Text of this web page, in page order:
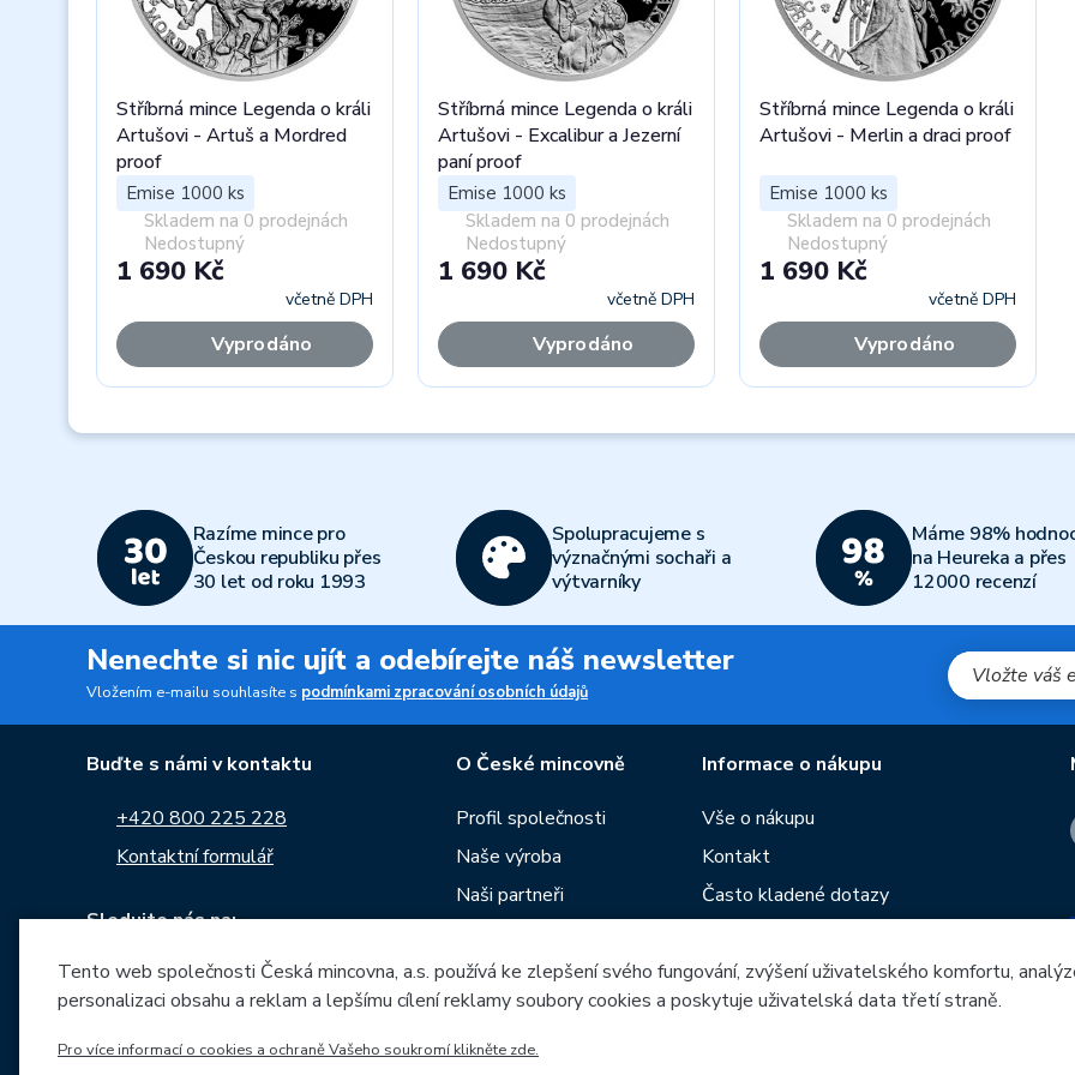
Stříbrná mince Legenda o králi
Artušovi - Artuš a Mordred
proof
Emise 1000 ks
Skladem na 0 prodejnách
Nedostupný
1 690 Kč
včetně DPH
Vyprodáno
Stříbrná mince Legenda o králi
Artušovi - Excalibur a Jezerní
paní proof
Emise 1000 ks
Skladem na 0 prodejnách
Nedostupný
1 690 Kč
včetně DPH
Vyprodáno
Stříbrná mince Legenda o králi
Artušovi - Merlin a draci proof
Emise 1000 ks
Skladem na 0 prodejnách
Nedostupný
1 690 Kč
včetně DPH
Vyprodáno
Razíme mince pro
Českou republiku přes
30 let od roku 1993
Spolupracujeme s
význačnými sochaři a
výtvarníky
Máme 98%
na Heureka a přes
12000 recenzí
Nenechte si nic ujít a odebírejte náš newsletter
Vložením e-mailu souhlasíte s podmínkami zpracování osobních údajů
Buďte s námi v kontaktu
+420 800 225 228
Kontaktní formulář
Sledujte nás na:
O České mincovně
Profil společnosti
Naše výroba
Naši partneři
Zprávy
Ke stažení
Archiv ražeb
Informace o nákupu
Vše o nákupu
Kontakt
Často kladené dotazy
Prodejny České mincovny
Rádce
Tento web společnosti Česká mincovna, a.s. používá ke zlepšení svého fungování, zvýšení uživatelského komfortu,
personalizaci obsahu a reklam a lepšímu cílení reklamy soubory cookies a poskytuje uživatelská data třetí straně.
Pro více informací o cookies a ochraně Vašeho soukromí klikněte zde.